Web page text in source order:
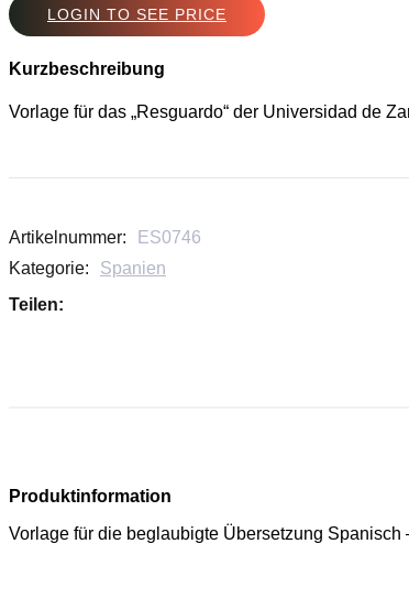
LOGIN TO SEE PRICE
Kurzbeschreibung
Vorlage für das „Resguardo“ der Universidad de
Artikelnummer:
ES0746
Kategorie:
Spanien
Teilen:
Produktinformation
Vorlage für die beglaubigte Übersetzung